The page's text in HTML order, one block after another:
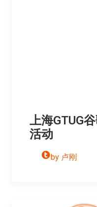
上海GTUG
活动
by 卢刚